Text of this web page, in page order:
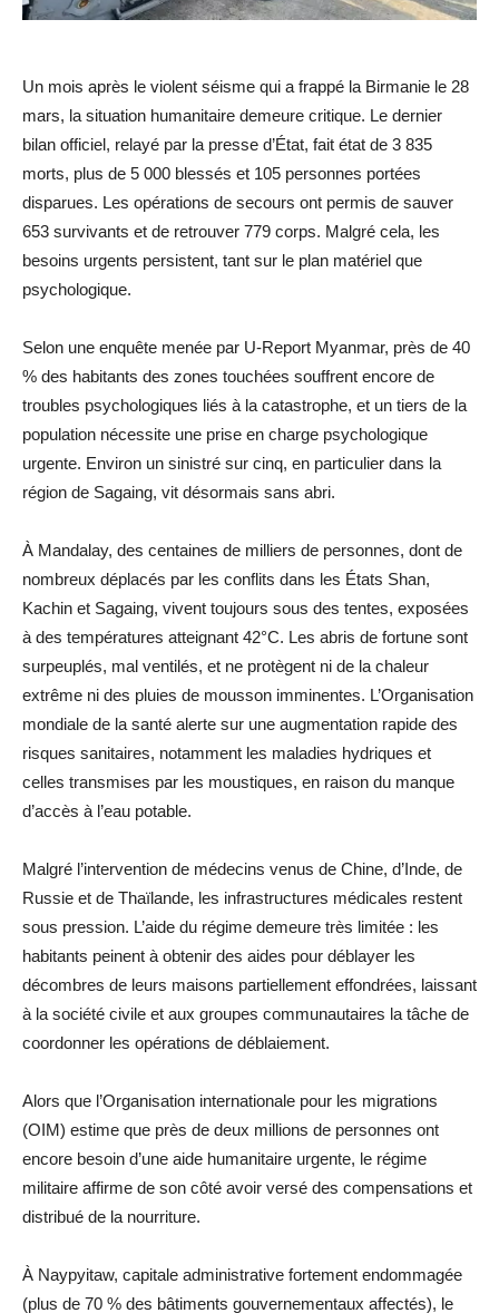
Un mois après le violent séisme qui a frappé la Birmanie le 28
mars, la situation humanitaire demeure critique. Le dernier
bilan officiel, relayé par la presse d’État, fait état de 3 835
morts, plus de 5 000 blessés et 105 personnes portées
disparues. Les opérations de secours ont permis de sauver
653 survivants et de retrouver 779 corps. Malgré cela, les
besoins urgents persistent, tant sur le plan matériel que
psychologique.
Selon une enquête menée par U-Report Myanmar, près de 40
% des habitants des zones touchées souffrent encore de
troubles psychologiques liés à la catastrophe, et un tiers de la
population nécessite une prise en charge psychologique
urgente. Environ un sinistré sur cinq, en particulier dans la
région de Sagaing, vit désormais sans abri.
À Mandalay, des centaines de milliers de personnes, dont de
nombreux déplacés par les conflits dans les États Shan,
Kachin et Sagaing, vivent toujours sous des tentes, exposées
à des températures atteignant 42°C. Les abris de fortune sont
surpeuplés, mal ventilés, et ne protègent ni de la chaleur
extrême ni des pluies de mousson imminentes. L’Organisation
mondiale de la santé alerte sur une augmentation rapide des
risques sanitaires, notamment les maladies hydriques et
celles transmises par les moustiques, en raison du manque
d’accès à l’eau potable.
Malgré l’intervention de médecins venus de Chine, d’Inde, de
Russie et de Thaïlande, les infrastructures médicales restent
sous pression. L’aide du régime demeure très limitée : les
habitants peinent à obtenir des aides pour déblayer les
décombres de leurs maisons partiellement effondrées, laissant
à la société civile et aux groupes communautaires la tâche de
coordonner les opérations de déblaiement.
Alors que l’Organisation internationale pour les migrations
(OIM) estime que près de deux millions de personnes ont
encore besoin d’une aide humanitaire urgente, le régime
militaire affirme de son côté avoir versé des compensations et
distribué de la nourriture.
À Naypyitaw, capitale administrative fortement endommagée
(plus de 70 % des bâtiments gouvernementaux affectés), le